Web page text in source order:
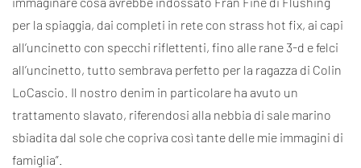
per la spiaggia, dai completi in rete con strass hot fix, ai capi
all’uncinetto con specchi riflettenti, fino alle rane 3-d e felci
all’uncinetto, tutto sembrava perfetto per la ragazza di Colin
LoCascio. Il nostro denim in particolare ha avuto un
trattamento slavato, riferendosi alla nebbia di sale marino
sbiadita dal sole che copriva così tante delle mie immagini di
famiglia”.